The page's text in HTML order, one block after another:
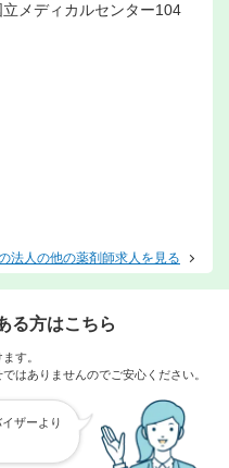
メディカルセンター104
法人の他の薬剤師求人を見る
る方はこちら
す。
はありませんのでご安心ください。
ザーより